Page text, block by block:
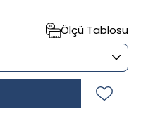
Ölçü Tablosu